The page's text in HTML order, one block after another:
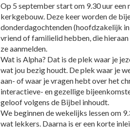
Op 5 september start om 9.30 uur een
kerkgebouw. Deze keer worden de
donderdagochtenden (hoofdzakelijk in
vriend of familielid hebben, die
ze aanmelden.
Wat is Alpha? Dat is de plek waar je
wat jou bezig houdt. De plek waar je
aan- of waar je vragen hebt over het
interactieve- en gezellige
geloof volgens de Bijbel inhoudt.
We beginnen de wekelijks lessen om
wat lekkers. Daarna is er een korte